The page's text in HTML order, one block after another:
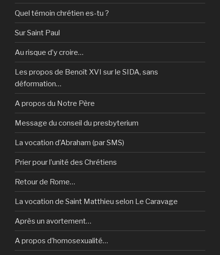
Quel témoin chrétien es-tu ?
Sur Saint Paul
Au risque d’y croire…
Les propos de Benoît XVI sur le SIDA, sans
déformation…
A propos du Notre Père
Message du conseil du presbyterium
La vocation d’Abraham (par SMS)
Prier pour l’unité des Chrétiens
Retour de Rome…
La vocation de Saint Matthieu selon Le Caravage
Après un avortement…
A propos d’homosexualité…